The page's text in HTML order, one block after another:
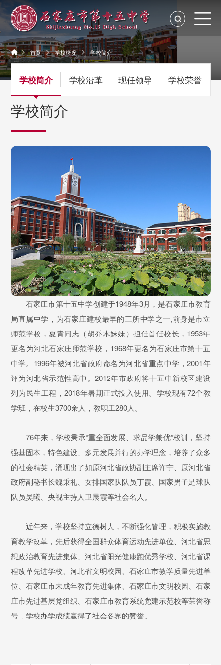
首页 学校概况 学校简介
学校简介 学校沿革 现任领导 学校荣誉
学校简介
石家庄市第十五中学创建于1948年3月，是石家庄市教育
局直属中学，为石家庄建校最早的三所中学之一,前身是市立
师范学校，夏青同志（胡乔木妹妹）担任首任校长，1953年
更名为河北石家庄师范学校，1968年更名为石家庄市第十五
中学。1996年被河北省政府命名为河北省重点中学，2001年
评为河北省示范性高中。2012年市政府将十五中新校区建设
列为民生工程，2018年暑期正式投入使用。学校现有72个教
学班，在校生3700余人，教职工280人。
76年来，学校秉承“重全面发展、求品学兼优”校训，坚持
强基固本，特色建设、多元发展并行的办学理念，培养了众多
的社会精英，涌现出了如原河北省政协副主席许宁、原河北省
政府副秘书长魏秉礼、女排国家队队员丁霞、国家男子足球队
队员吴曦、央视主持人卫晨霞等社会名人。
近年来，学校坚持立德树人，不断强化管理，积极实施教
育教学改革，先后获得全国群众体育运动先进单位、河北省思
想政治教育先进集体、河北省阳光健康跑优秀学校、河北省课
程改革先进学校、河北省文明校园、石家庄市教学质量先进单
位、石家庄市未成年教育先进集体、石家庄市文明校园、石家
庄市先进基层党组织、石家庄市教育系统党建示范校等荣誉称
号，学校办学成绩赢得了社会各界的赞誉。